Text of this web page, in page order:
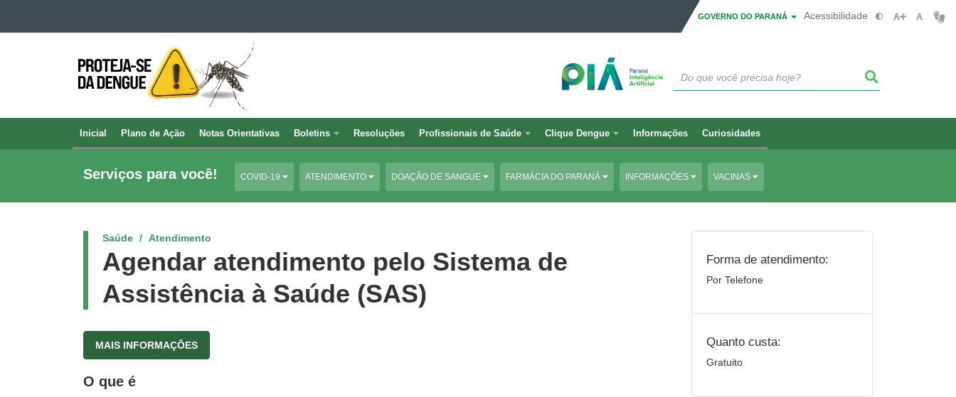
Ir para a busca
GOVERNO DO PARANÁ Acessibilidade
CONTRA
A
Navegação
principal
Inicial Plano de Ação Notas Orientativas Boletins Resoluções Profissionais de Saúde Clique Dengue Informações Curiosidades
Serviços para você! COVID-19 ATENDIMENTO DOAÇÃO DE SANGUE FARMÁCIA DO PARANÁ INFORMAÇÕES VACINAS
Saúde Atendimento
Agendar atendimento pelo Sistema de
Assistência à Saúde (SAS)
MAIS INFORMAÇÕES
O que é
Forma de atendimento:
Por Telefone
Quanto custa:
Gratuito